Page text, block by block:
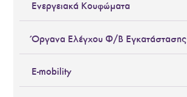
Ενεργειακά Κουφώματα
Όργανα Ελέγχου Φ/Β Εγκατάστασης
E-mobility